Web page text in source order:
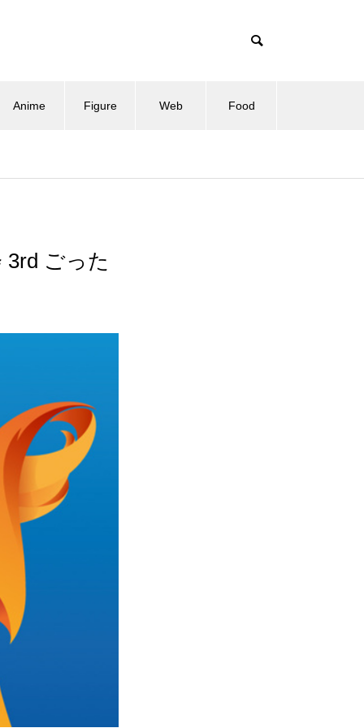
Anime Figure Web Food
ごった